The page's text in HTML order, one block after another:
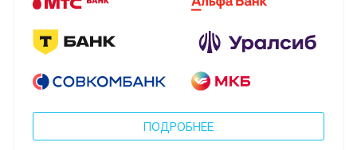
ПОДРОБНЕЕ